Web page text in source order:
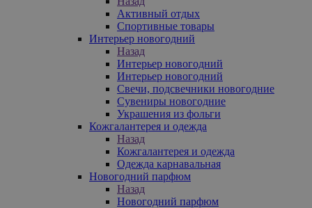
Активный отдых
Спортивные товары
Интерьер новогодний
Назад
Интерьер новогодний
Интерьер новогодний
Свечи, подсвечники новогодние
Сувениры новогодние
Украшения из фольги
Кожгалантерея и одежда
Назад
Кожгалантерея и одежда
Одежда карнавальная
Новогодний парфюм
Назад
Новогодний парфюм